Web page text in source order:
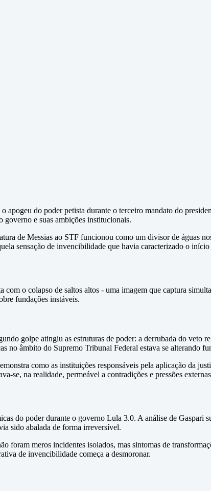
apogeu do poder petista durante o terceiro mandato do
e suas ambições institucionais.
de Messias ao STF funcionou como um divisor de águas
sensação de invencibilidade que havia caracterizado o
o colapso de saltos altos - uma imagem que captura
fundações instáveis.
golpe atingiu as estruturas de poder: a derrubada do veto
no âmbito do Supremo Tribunal Federal estava se alterando
como as instituições responsáveis pela aplicação da
se, na realidade, permeável a contradições e pressões
do poder durante o governo Lula 3.0. A análise de Gaspari
sido abalada de forma irreversível.
foram meros incidentes isolados, mas sintomas de
de invencibilidade começa a desmoronar.